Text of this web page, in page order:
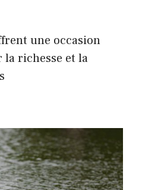
une occasion
richesse et la